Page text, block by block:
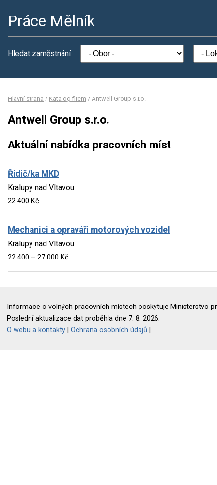
Práce Mělník
Hledat zaměstnání
Hlavní strana / Katalog firem / Antwell Group s.r.o.
Antwell Group s.r.o.
Aktuální nabídka pracovních míst
Řidič/ka MKD
Kralupy nad Vltavou
22 400 Kč
Mechanici a opraváři motorových vozidel
Kralupy nad Vltavou
22 400 – 27 000 Kč
Informace o volných pracovních místech poskytuje Ministerstvo
Poslední aktualizace dat proběhla dne 7. 8. 2026.
O webu a kontakty |Ochrana osobních údajů